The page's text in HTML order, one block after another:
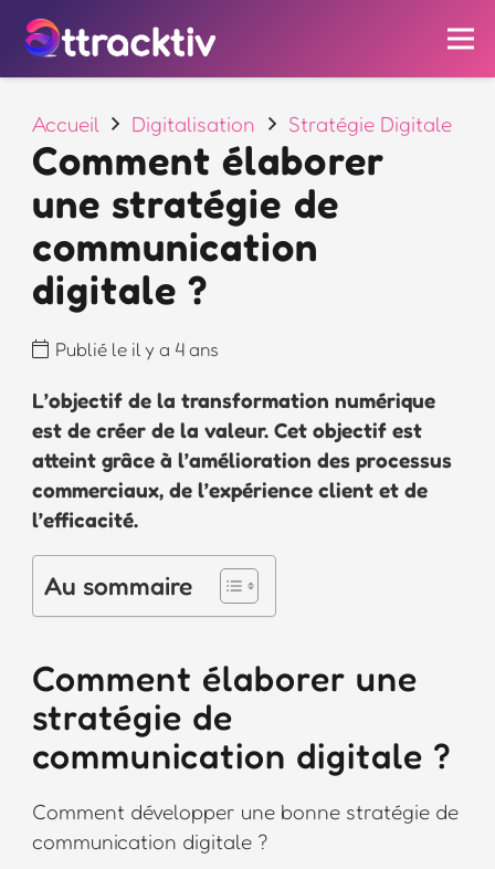
Accueil Digitalisation Stratégie Digitale
Comment élaborer
une stratégie de
communication
digitale ?
Publié le il y a 4 ans
L’objectif de la transformation numérique
est de créer de la valeur. Cet objectif est
atteint grâce à l’amélioration des processus
commerciaux, de l’expérience client et de
l’efficacité.
Au sommaire
Comment élaborer une
stratégie de
communication digitale ?
Comment développer une bonne stratégie de
communication digitale ?